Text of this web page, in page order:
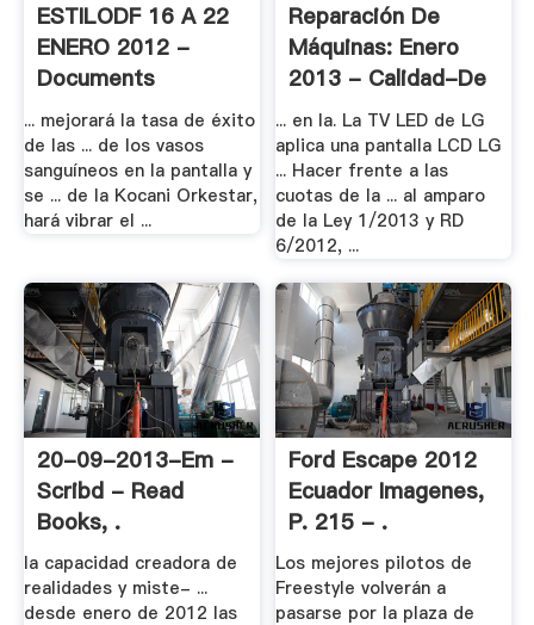
ESTILODF 16 A 22
ENERO 2012 -
Documents
... mejorará la tasa de éxito
de las ... de los vasos
sanguíneos en la pantalla y
se ... de la Kocani Orkestar,
hará vibrar el ...
Reparación De
Máquinas: Enero
2013 - Calidad-De
.
... en la. La TV LED de LG
aplica una pantalla LCD LG
... Hacer frente a las
cuotas de la ... al amparo
de la Ley 1/2013 y RD
6/2012, ...
20-09-2013-Em -
Scribd - Read
Books, .
la capacidad creadora de
realidades y miste- ...
desde enero de 2012 las
Ford Escape 2012
Ecuador Imagenes,
P. 215 - .
Los mejores pilotos de
Freestyle volverán a
pasarse por la plaza de